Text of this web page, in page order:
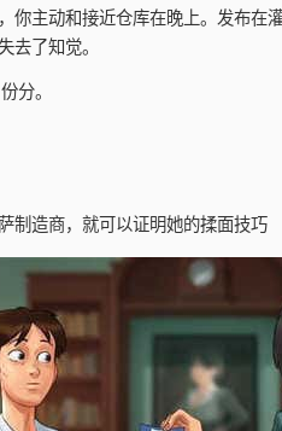
你主动和接近仓库在晚上。发布在
去了知觉。
分。
制造商，就可以证明她的揉面技巧